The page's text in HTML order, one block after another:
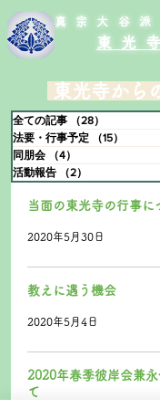
真宗大谷派
東光
東光寺から
全ての記事 （28）
法要・行事予定
（15）
同朋会
（4）
活動報告
（2）
当面の東光寺の行事に
2020年5月30日
教えに遇う機会
2020年5月4日
2020年春季彼岸会兼
て